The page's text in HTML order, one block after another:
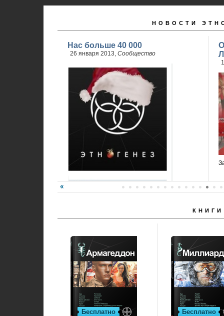
НОВОСТИ
Нас больше 40 000
26 января 2013, Сообщество
Спасибо, что вы с нами.
КНИГИ
Бесплатно Бесплатно